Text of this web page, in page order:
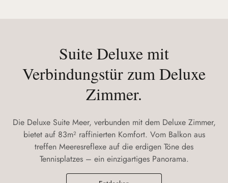
Suite Deluxe mit
Verbindungstür zum Deluxe
Zimmer.
Die Deluxe Suite Meer, verbunden mit dem Deluxe Zimmer,
bietet auf 83m² raffinierten Komfort. Vom Balkon aus
treffen Meeresreflexe auf die erdigen Töne des
Tennisplatzes – ein einzigartiges Panorama.